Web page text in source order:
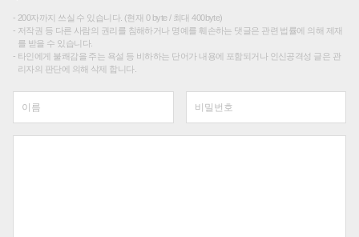
200자까지 쓰실 수 있습니다. (현재 0 byte / 최대 400byte)
저작권 등 다른 사람의 권리를 침해하거나 명예를 훼손하는 댓글은 관련 법률에 의해 제재
를 받을 수 있습니다.
타인에게 불쾌감을 주는 욕설 등 비하하는 단어가 내용에 포함되거나 인신공격성 글은 관
리자의 판단에 의해 삭제 합니다.